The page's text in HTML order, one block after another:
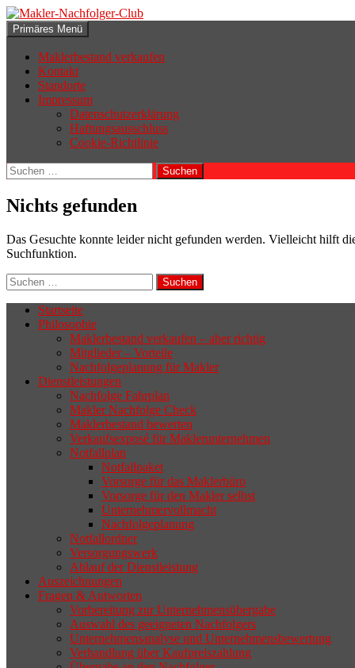
Zum
Inhalt
springen
Makler-Nachfolger-Club
Suchen
Primäres Menü
Maklerbestand verkaufen
Kontakt
Standorte
Impressum
Datenschutzerklärung
Haftungsausschluss
Cookie-Richtlinie
Suchen
nach:
Nichts gefunden
Das Gesuchte konnte leider nicht gefunden werden. Vielleicht hilft
Suchfunktion.
Suchen
nach:
Wenn sich der Makler oder Inhaber
zurückziehen möchte, aber keinen
geeigneten Nachfolger findet, droht nicht
selten die Geschäftsaufgabe.
Startseite
Philosophie
Maklerbestand verkaufen – aber richtig
Mitglieder – Vorteile
Nachfolgeplanung für Makler
Dienstleistungen
Nachfolge Fahrplan
Makler Nachfolge Check
Maklerbestand bewerten
Verkaufsexposé für Maklerunternehmen
Notfallplan
Notfallpaket
Vorsorge für das Maklerbüro
Vorsorge für den Makler selbst
Unternehmervollmacht
Nachfolgeplanung
Notfallordner
Versorgungswerk
Ablauf der Dienstleistung
Auszeichnungen
Fragen & Antworten
Vorbereitung zur Unternehmensübergabe
Auswahl des geeigneten Nachfolgers
Unternehmensanalyse und Unternehmensbewertung
Verhandlung über Kaufpreiszahlung